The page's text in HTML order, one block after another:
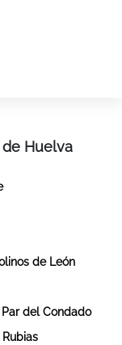
de Huelva
de León
del Condado